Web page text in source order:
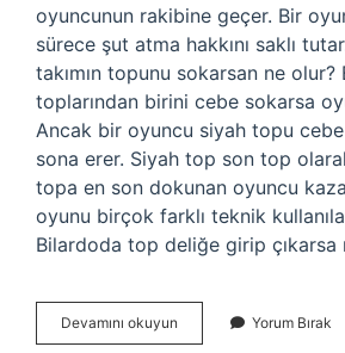
oyuncunun rakibine geçer. Bir
sürece şut atma hakkını saklı
takımın topunu sokarsan ne
toplarından birini cebe sokarsa
Ancak bir oyuncu siyah topu
sona erer. Siyah top son top
topa en son dokunan oyuncu
oyunu birçok farklı teknik
Bilardoda top deliğe girip çıkarsa
Devamını okuyun Bilardoda
Top
Yorum Bırak